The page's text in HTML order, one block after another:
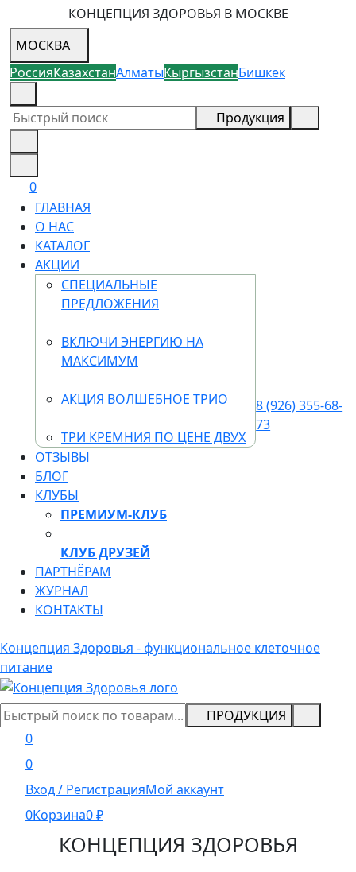
КОНЦЕПЦИЯ ЗДОРОВЬЯ В МОСКВЕ
МОСКВА
РоссияКазахстанАлматыКыргызстанБишкек
Продукция
0
ГЛАВНАЯ
О НАС
КАТАЛОГ
АКЦИИ
СПЕЦИАЛЬНЫЕ
ПРЕДЛОЖЕНИЯ
ВКЛЮЧИ ЭНЕРГИЮ НА
МАКСИМУМ
АКЦИЯ ВОЛШЕБНОЕ ТРИО
ТРИ КРЕМНИЯ ПО ЦЕНЕ ДВУХ
ОТЗЫВЫ
БЛОГ
КЛУБЫ
ПРЕМИУМ-КЛУБ
КЛУБ ДРУЗЕЙ
ПАРТНЁРАМ
ЖУРНАЛ
КОНТАКТЫ
8 (926) 355-68-
73
Концепция Здоровья - функциональное клеточное
питание
ПРОДУКЦИЯ
0
0
Вход / РегистрацияМой аккаунт
0Корзина0₽
КОНЦЕПЦИЯ ЗДОРОВЬЯ